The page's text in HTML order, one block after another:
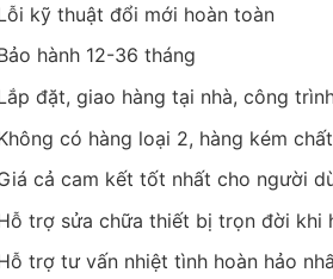
kỹ thuật đổi mới hoàn toàn
hành 12-36 tháng
đặt, giao hàng tại nhà, công
có hàng loại 2, hàng kém
cả cam kết tốt nhất cho người
trợ sửa chữa thiết bị trọn đời khi
trợ tư vấn nhiệt tình hoàn hảo